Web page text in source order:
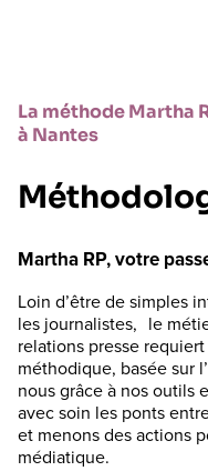
La méthode Martha
à Nantes
Martha RP, votre
Loin d’être de simples
les journalistes, le
relations presse
méthodique, basée sur
nous grâce à nos outils
avec soin les ponts
et menons des actions
médiatique.